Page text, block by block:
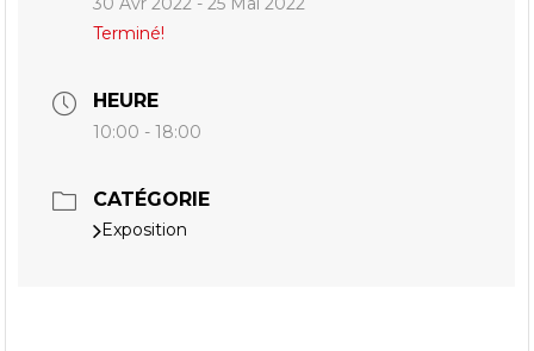
Terminé!
HEURE
10:00 - 18:00
CATÉGORIE
Exposition